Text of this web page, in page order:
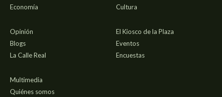
Economía
Cultura
Opinión
Blogs
La Calle Real
El Kiosco de la Plaza
Eventos
Encuestas
Multimedia
Quiénes somos